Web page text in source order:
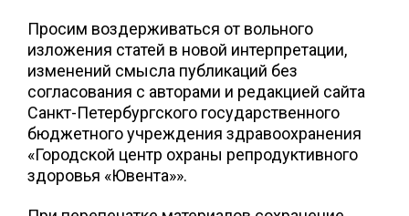
Просим воздерживаться от вольного
изложения статей в новой интерпретации,
изменений смысла публикаций без
согласования с авторами и редакцией сайта
Санкт-Петербургского государственного
бюджетного учреждения здравоохранения
«Городской центр охраны репродуктивного
здоровья «Ювента»».